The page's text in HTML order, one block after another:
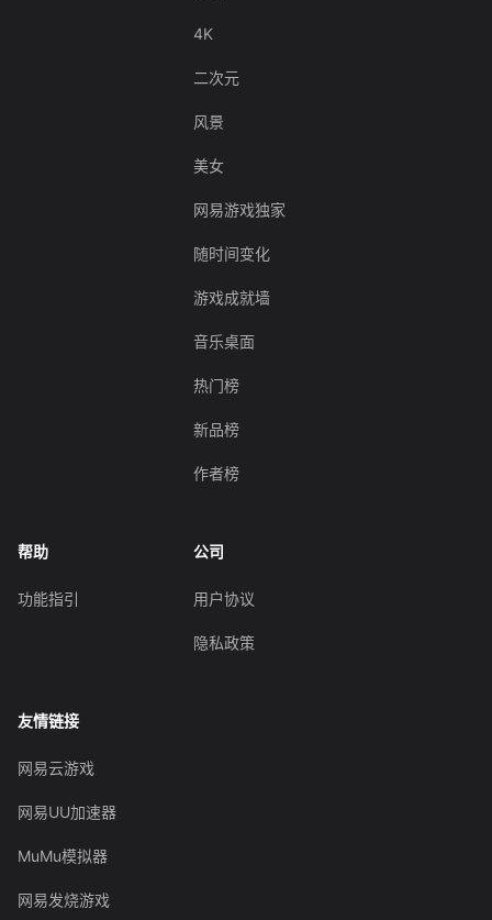
4K
二次元
风景
美女
网易游戏独家
随时间变化
游戏成就墙
音乐桌面
热门榜
新品榜
作者榜
帮助
功能指引
公司
用户协议
隐私政策
友情链接
网易云游戏
网易UU加速器
MuMu模拟器
网易发烧游戏